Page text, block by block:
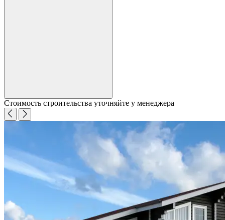
Стоимость строительства уточняйте у менеджера